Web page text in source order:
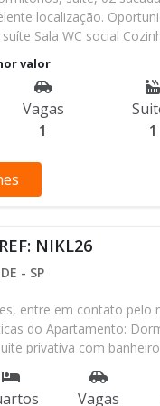
localização.
Sala WC social
Parcelamento direto
2.750,00 * 10 anuais $
mesmo
um comércio que
famílias que ali habitam.
uma vista aqui
7753 / (13) 3034-
valor
Vagas
1
1
NIKL26
- SP
entre em contato pelo
do Apartamento:
privativa com
Status: Em
o acabamento ao
Vagas